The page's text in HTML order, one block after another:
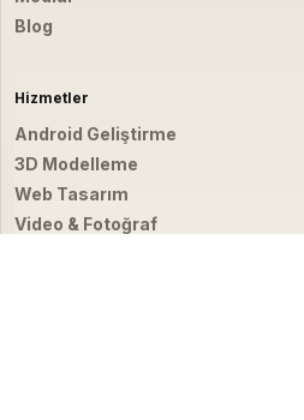
Blog
Hizmetler
Android Geliştirme
3D Modelleme
Web Tasarım
Video & Fotoğraf